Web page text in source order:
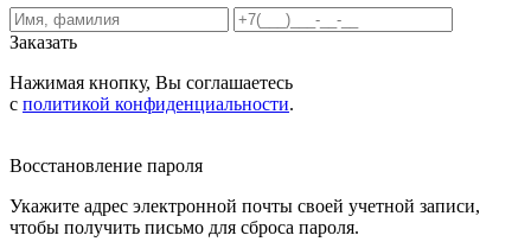
Заказать
Нажимая кнопку, Вы соглашаетесь
с политикой конфиденциальности.
Восстановление пароля
Укажите адрес электронной почты своей учетной записи,
чтобы получить письмо для сброса пароля.